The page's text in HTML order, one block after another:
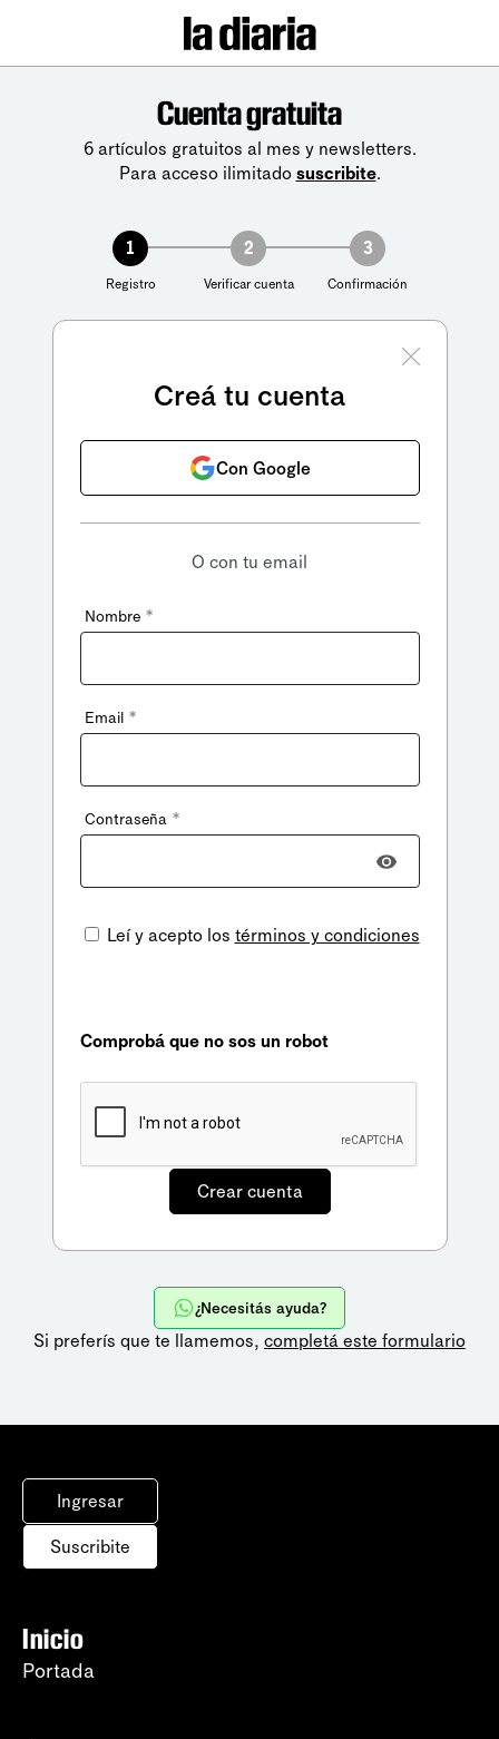
Cuenta gratuita
6 artículos gratuitos al mes y newsletters.
Para acceso ilimitado suscribite.
1
Registro
2
Verificar cuenta
3
Confirmación
Creá tu cuenta
Con Google
O con tu email
Nombre *
Email *
Contraseña *
Leí y acepto los términos y condiciones
Comprobá que no sos un robot
¿Necesitás ayuda?
Si preferís que te llamemos, completá este formulario
Ingresar
Suscribite
Inicio
Portada